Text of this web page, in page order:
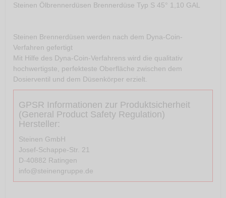
Steinen Ölbrennerdüsen Brennerdüse Typ S 45° 1,10 GAL
Steinen Brennerdüsen werden nach dem Dyna-Coin-
Verfahren gefertigt
Mit Hilfe des Dyna-Coin-Verfahrens wird die qualitativ
hochwertigste, perfekteste Oberfläche zwischen dem
Dosierventil und dem Düsenkörper erzielt.
GPSR Informationen zur Produktsicherheit
(General Product Safety Regulation)
Hersteller:
Steinen GmbH
Josef-Schappe-Str. 21
D-40882 Ratingen
info@steinengruppe.de